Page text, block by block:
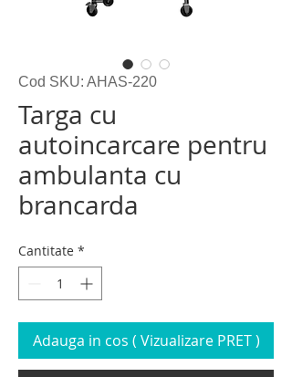
Cod SKU: AHAS-220
Targa cu
autoincarcare pentru
ambulanta cu
brancarda
Cantitate *
Adauga in cos ( Vizualizare PRET )